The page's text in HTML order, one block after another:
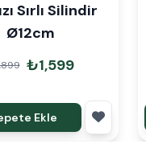
Sırlı Silindir
Ø12cm
₺1,599
Ekle